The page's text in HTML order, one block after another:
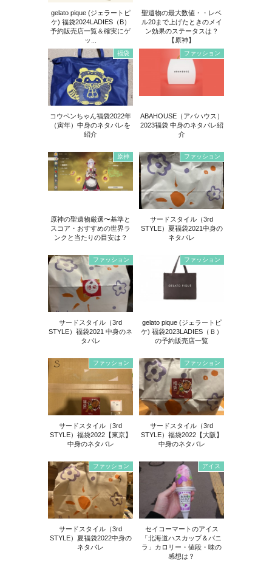
gelato pique (ジェラートピ
ケ) 福袋2024LADIES（B）
予約販売店一覧＆確実にゲ
ッ...
聖遺物の最大数値・・レベ
ル20まで上げたときのメイ
ン効果のステータスは？
【原神】
福袋
コウペンちゃん福袋2022年
（寅年）中身のネタバレを
紹介
ファッション
ABAHOUSE（アバハウス）
2023福袋 中身のネタバレ紹
介
原神
原神の聖遺物厳選〜基準と
スコア・おすすめの世界ラ
ンクと当たりの目安は？
ファッション
サードスタイル（3rd
STYLE）夏福袋2021中身の
ネタバレ
ファッション
サードスタイル（3rd
STYLE）福袋2021 中身のネ
タバレ
ファッション
gelato pique (ジェラートピ
ケ) 福袋2023LADIES（Ｂ）
の予約販売店一覧
ファッション
サードスタイル（3rd
STYLE）福袋2022【東京】
中身のネタバレ
ファッション
サードスタイル（3rd
STYLE）福袋2022【大阪】
中身のネタバレ
ファッション
サードスタイル（3rd
STYLE）夏福袋2022中身の
ネタバレ
アイス
セイコーマートのアイス
「北海道ハスカップ＆バニ
ラ」カロリー・値段・味の
感想は？